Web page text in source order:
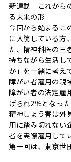
新連載 これから
る未来の形
今回から始まるこ
に入院している方
た、精神科医の三
持ちながら生活し
か」を一緒に考え
障がい者雇用の
障がい者の法定雇
げられ2％となった
精神しょう害は外
用に踏み切れない
者を実際雇用して
第一回は、東京世